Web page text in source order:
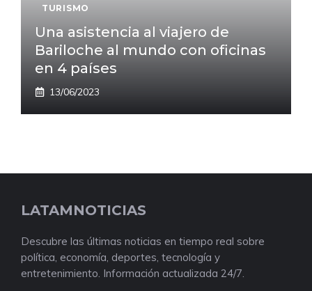
TURISMO
Una asistencia al viajero de
Bariloche al mundo con oficinas
en 4 países
13/06/2023
LATAMNOTICIAS
Descubre las últimas noticias en tiempo real sobre
política, economía, deportes, tecnología y
entretenimiento. Información actualizada 24/7.